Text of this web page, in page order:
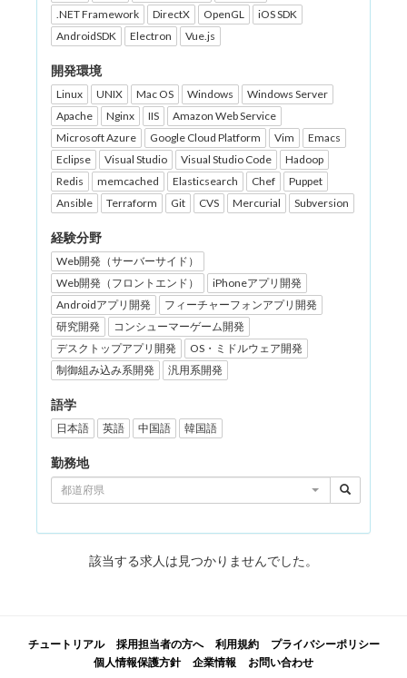
.NET Framework
DirectX OpenGL
iOS SDK
AndroidSDK
Electron Vue.js
開発環境
Linux UNIX Mac OS Windows
Windows Server
Apache
Nginx IIS
Amazon Web Service
Microsoft Azure
Google Cloud Platform Vim
Emacs
Eclipse
Visual Studio Visual Studio Code
Hadoop
Redis
memcached Elasticsearch Chef
Puppet
Ansible
Terraform Git CVS Mercurial Subversion
経験分野
Web開発（サーバーサイド）
Web開発（フロントエンド）
iPhoneアプリ開発
Androidアプリ開発
フィーチャーフォンアプリ開発
研究開発
コンシューマーゲーム開発
デスクトップアプリ開発
OS・ミドルウェア開発
制御組み込み系開発
汎用系開発
語学
日本語 英語 中国語 韓国語
勤務地
都道府県
該当する求人は見つかりませんでした。
チュートリアル 採用担当者の方へ 利用規約
プライバシーポリシー
個人情報保護方針
企業情報 お問い合わせ